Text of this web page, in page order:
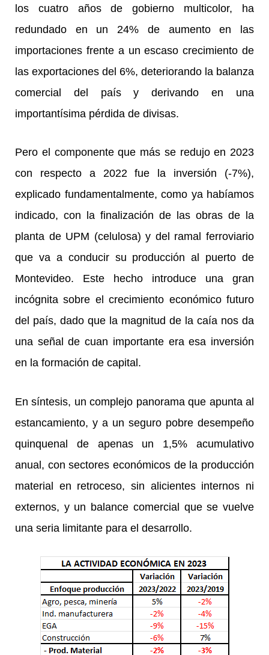
los cuatro años de gobierno multicolor, ha
redundado en un 24% de aumento en las
importaciones frente a un escaso crecimiento de
las exportaciones del 6%, deteriorando la balanza
comercial del país y derivando en una
importantísima pérdida de divisas.
Pero el componente que más se redujo en 2023
con respecto a 2022 fue la inversión (-7%),
explicado fundamentalmente, como ya habíamos
indicado, con la finalización de las obras de la
planta de UPM (celulosa) y del ramal ferroviario
que va a conducir su producción al puerto de
Montevideo. Este hecho introduce una gran
incógnita sobre el crecimiento económico futuro
del país, dado que la magnitud de la caía nos da
una señal de cuan importante era esa inversión
en la formación de capital.
En síntesis, un complejo panorama que apunta al
estancamiento, y a un seguro pobre desempeño
quinquenal de apenas un 1,5% acumulativo
anual, con sectores económicos de la producción
material en retroceso, sin alicientes internos ni
externos, y un balance comercial que se vuelve
una seria limitante para el desarrollo.